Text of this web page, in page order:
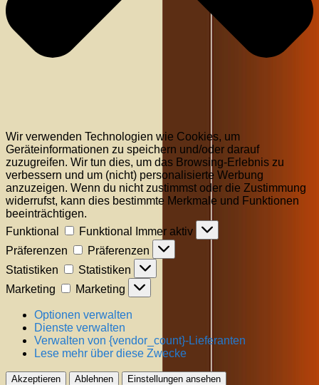
Wir verwenden Technologien wie Cookies, um
Geräteinformationen zu speichern und/oder darauf
zuzugreifen. Wir tun dies, um das Browsing-Erlebnis zu
verbessern und um (nicht) personalisierte Werbung
anzuzeigen. Wenn du nicht zustimmst oder die Zustimmung
widerrufst, kann dies bestimmte Merkmale und Funktionen
beeinträchtigen.
Funktional
Funktional
Immer aktiv
Präferenzen
Präferenzen
Statistiken
Statistiken
Marketing
Marketing
Optionen verwalten
Dienste verwalten
Verwalten von {vendor_count}-Lieferanten
Lese mehr über diese Zwecke
Akzeptieren Ablehnen
Einstellungen ansehen